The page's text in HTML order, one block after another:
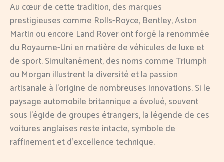
Au cœur de cette tradition, des marques
prestigieuses comme Rolls-Royce, Bentley, Aston
Martin ou encore Land Rover ont forgé la renommée
du Royaume-Uni en matière de véhicules de luxe et
de sport. Simultanément, des noms comme Triumph
ou Morgan illustrent la diversité et la passion
artisanale à l’origine de nombreuses innovations. Si le
paysage automobile britannique a évolué, souvent
sous l’égide de groupes étrangers, la légende de ces
voitures anglaises reste intacte, symbole de
raffinement et d’excellence technique.